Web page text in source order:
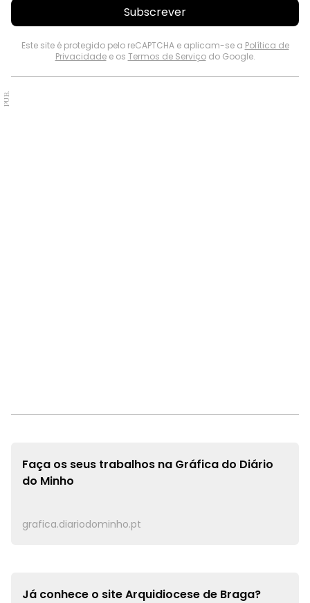
Subscrever
Este site é protegido pelo reCAPTCHA e aplicam-se a Política de
Privacidadee os Termos de Serviçodo Google.
PUB.
Faça os seus trabalhos na Gráfica do Diário
do Minho
grafica.diariodominho.pt
Já conhece o siteArquidiocese de Braga?